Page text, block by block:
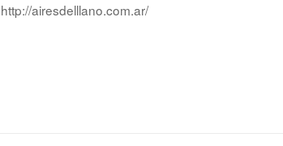
http://airesdelllano.com.ar/